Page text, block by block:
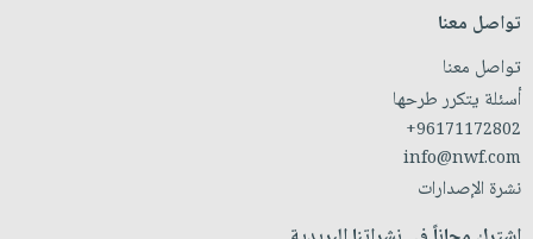
تواصل معنا
تواصل معنا
أسئلة يتكرر طرحها
+96171172802
info@nwf.com
نشرة الإصدارات